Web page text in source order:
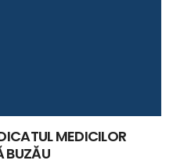
MEDICILOR
BUZĂU